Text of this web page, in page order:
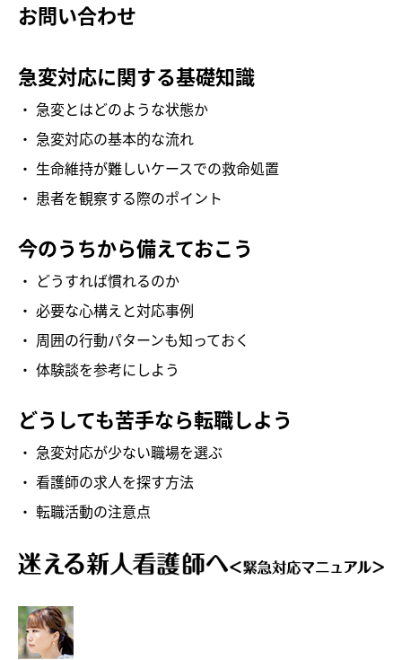
お問い合わせ
急変対応に関する基礎知識
急変とはどのような状態か
急変対応の基本的な流れ
生命維持が難しいケースでの救命処置
患者を観察する際のポイント
今のうちから備えておこう
どうすれば慣れるのか
必要な心構えと対応事例
周囲の行動パターンも知っておく
体験談を参考にしよう
どうしても苦手なら転職しよう
急変対応が少ない職場を選ぶ
看護師の求人を探す方法
転職活動の注意点